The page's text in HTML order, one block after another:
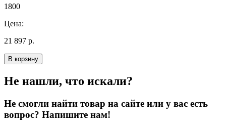
1800
Цена:
21 897 р.
В корзину
Не нашли, что искали?
Не смогли найти товар на сайте или у вас есть
вопрос? Напишите нам!